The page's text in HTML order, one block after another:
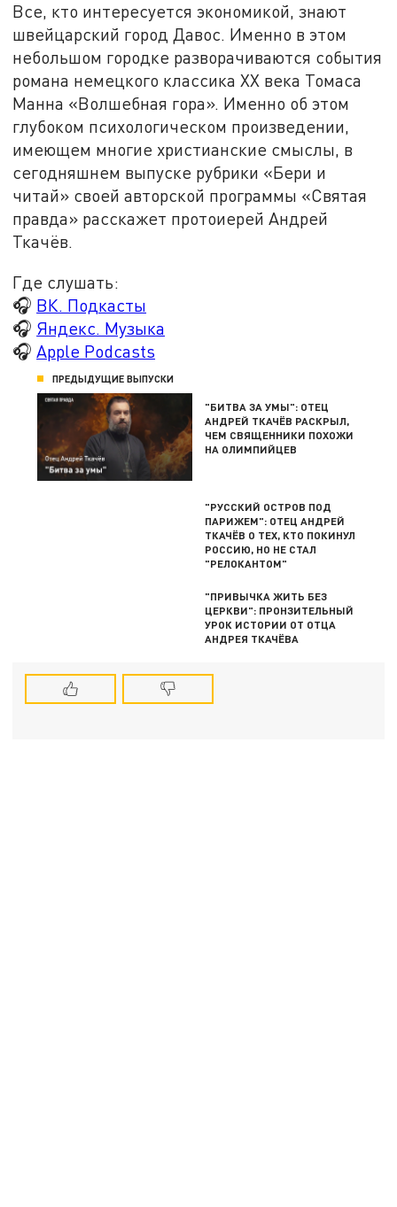
Все, кто интересуется экономикой, знают
швейцарский город Давос. Именно в этом
небольшом городке разворачиваются события
романа немецкого классика XX века Томаса
Манна «Волшебная гора». Именно об этом
глубоком психологическом произведении,
имеющем многие христианские смыслы, в
сегодняшнем выпуске рубрики «Бери и
читай» своей авторской программы «Святая
правда» расскажет протоиерей Андрей
Ткачёв.
Где слушать:
🎧 ВК. Подкасты
🎧 Яндекс. Музыка
🎧Apple Podcasts
ПРЕДЫДУЩИЕ ВЫПУСКИ
"БИТВА ЗА УМЫ": ОТЕЦ
АНДРЕЙ ТКАЧЁВ РАСКРЫЛ,
ЧЕМ СВЯЩЕННИКИ ПОХОЖИ
НА ОЛИМПИЙЦЕВ
"РУССКИЙ ОСТРОВ ПОД
ПАРИЖЕМ": ОТЕЦ АНДРЕЙ
ТКАЧЁВ О ТЕХ, КТО ПОКИНУЛ
РОССИЮ, НО НЕ СТАЛ
"РЕЛОКАНТОМ"
"ПРИВЫЧКА ЖИТЬ БЕЗ
ЦЕРКВИ": ПРОНЗИТЕЛЬНЫЙ
УРОК ИСТОРИИ ОТ ОТЦА
АНДРЕЯ ТКАЧЁВА